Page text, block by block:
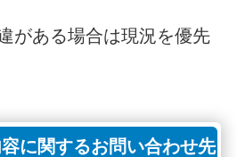
がある場合は現況を優先
に関するお問い合わせ先